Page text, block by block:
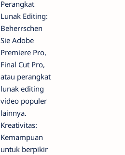
Perangkat
Lunak Editing:
Beherrschen
Sie Adobe
Premiere Pro,
Final Cut Pro,
atau perangkat
lunak editing
video populer
lainnya.
Kreativitas:
Kemampuan
untuk berpikir